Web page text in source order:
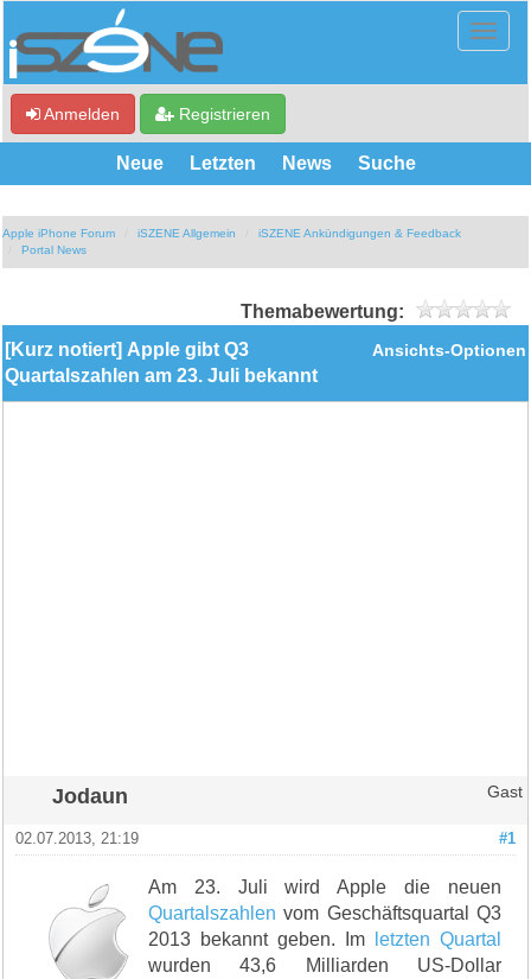
Anmelden Registrieren
Neue Letzten News Suche
Apple iPhone Forum iSZENE Allgemein
iSZENE Ankündigungen & Feedback
Portal News
Themabewertung:
Ansichts-Optionen
[Kurz notiert] Apple gibt Q3
Quartalszahlen am 23. Juli bekannt
Jodaun Gast
#1
02.07.2013, 21:19
Am 23. Juli wird Apple die neuen
Quartalszahlen vom Geschäftsquartal Q3
2013 bekannt geben. Im
letzten Quartal
wurden 43,6 Milliarden US-Dollar